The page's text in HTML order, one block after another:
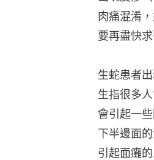
肉痛混淆
要再盡快
生蛇患者
生指很多
會引起一
下半邊面
引起面癱